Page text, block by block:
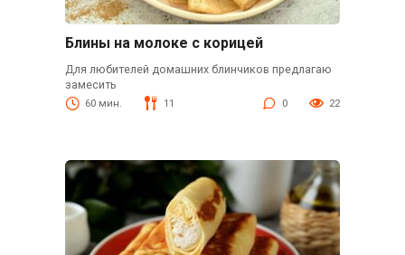
Блины на молоке с корицей
Для любителей домашних блинчиков предлагаю
замесить
60 мин. 11 0 22